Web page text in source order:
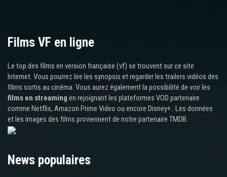
Films VF en ligne
Le top des films en version française (vf) se trouvent sur ce site
Internet. Vous pourrez lire les synopsis et regarder les trailers vidéos des
films sortis au cinéma. Vous aurez également la possibilité de voir les
films en streaming en rejoignant les plateformes VOD partenaire
comme Netflix, Amazon Prime Video ou encore Disney+ . Les données
et les images des films proviennent de notre partenaire TMDB.
News populaires